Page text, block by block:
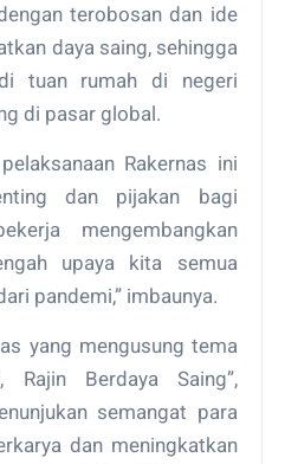
terobosan dan ide
daya saing, sehingga
tuan rumah di negeri
di pasar global.
Rakernas ini
dan pijakan bagi
mengembangkan
upaya kita semua
pandemi,” imbaunya.
yang mengusung tema
Rajin Berdaya Saing”,
semangat para
dan meningkatkan